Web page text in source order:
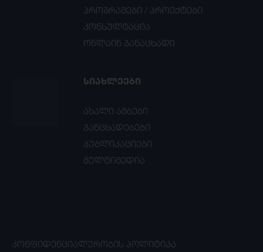
პროგრამები / პროექტები
კონსულტაცია
ონლაინ განაცხადი
ᲡᲘᲐᲮᲚᲔᲔᲑᲘ
ახალი ამბები
განცხადებები
პუბლიკაციები
მულტიმედია
ᲙᲝᲜᲤᲘᲓᲔᲜᲪᲘᲐᲚᲣᲠᲝᲑᲘᲡ ᲞᲝᲚᲘᲢᲘᲙᲐ